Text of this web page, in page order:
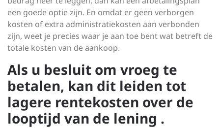
een goede optie zijn. En omdat er geen verborgen
kosten of extra administratiekosten aan verbonden
zijn, weet je precies waar je aan toe bent wat betreft de
totale kosten van de aankoop.
Als u besluit om vroeg te
betalen, kan dit leiden tot
lagere rentekosten over de
looptijd van de lening .